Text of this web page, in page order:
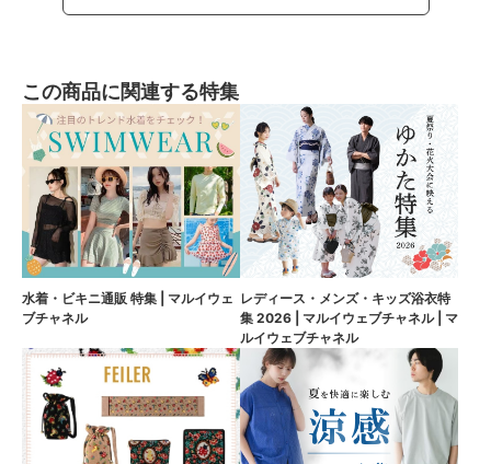
この商品に関連する特集
水着・ビキニ通販 特集 | マルイウェ
ブチャネル
レディース・メンズ・キッズ浴衣特
集 2026 | マルイウェブチャネル | マ
ルイウェブチャネル